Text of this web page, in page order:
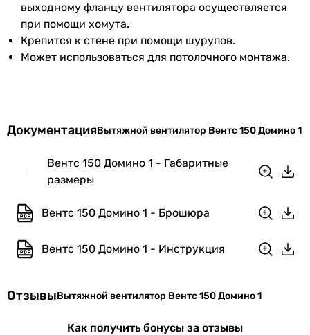
Увидели ошибку в описании или характеристиках?
Сообщите нам об этом!
Сообщить об ошибке
несет ответственности за изменения, внесенные
производителем.
выходному фланцу вентилятора осуществляется
при помощи хомута.
Крепится к стене при помощи шурупов.
Может использоваться для потолочного монтажа.
ДокументацияВытяжной вентилятор Вентс 150 Домино 1
Вентс 150 Домино 1 - Габаритные
размеры
Вентс 150 Домино 1 - Брошюра
Вентс 150 Домино 1 - Инструкция
ОтзывыВытяжной вентилятор Вентс 150 Домино 1
Как получить бонусы за отзывы